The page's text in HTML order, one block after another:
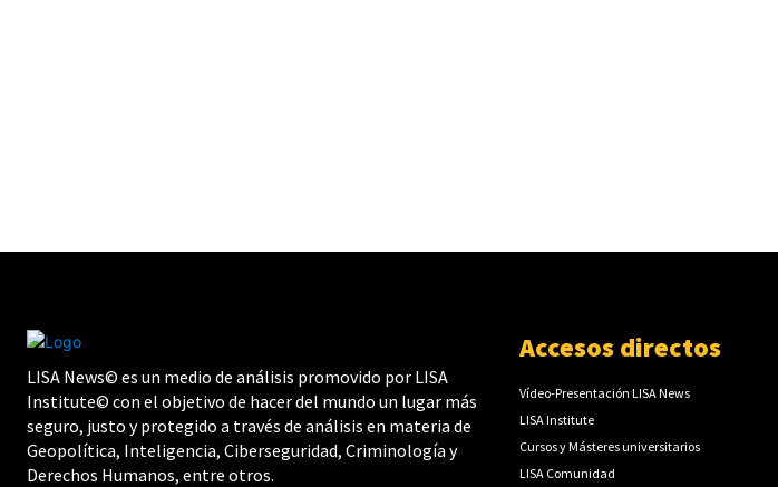
LISA News© es un medio de análisis promovido por LISA
Institute© con el objetivo de hacer del mundo un lugar más
seguro, justo y protegido a través de análisis en materia de
Geopolítica, Inteligencia, Ciberseguridad, Criminología y
Derechos Humanos, entre otros.
Accesos directos
Vídeo-Presentación LISA News
LISA Institute
Cursos y Másteres universitarios
LISA Comunidad